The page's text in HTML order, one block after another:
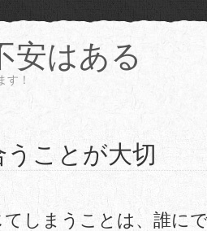
安はある
す！
ことが大切
てしまうことは、誰に